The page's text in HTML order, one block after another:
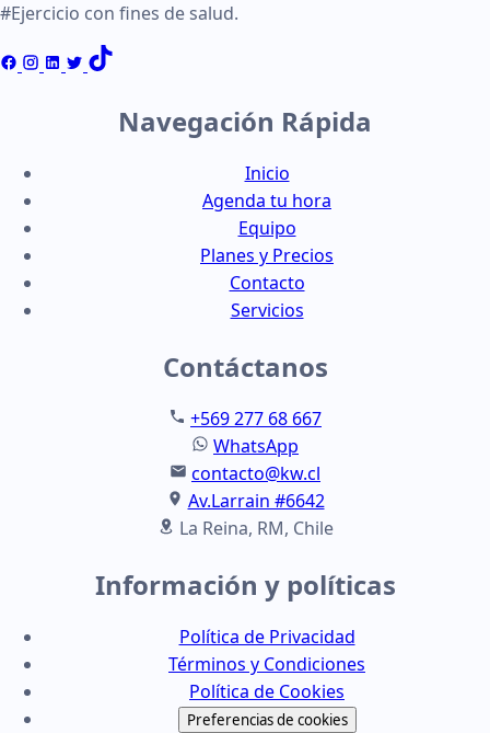
#Ejercicio con fines de salud.
Navegación Rápida
Inicio
Agenda tu hora
Equipo
Planes y Precios
Contacto
Servicios
Contáctanos
+569 277 68 667
WhatsApp
contacto@kw.cl
Av.Larrain #6642
La Reina, RM, Chile
Información y políticas
Política de Privacidad
Términos y Condiciones
Política de Cookies
Preferencias de cookies